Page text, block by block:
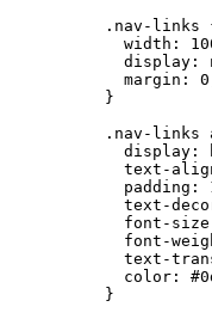
.nav-links
width :
display :
margin : 0
}
.nav-links
display :
text-
padding :
text-
font-size
font-
text-
color : #
}